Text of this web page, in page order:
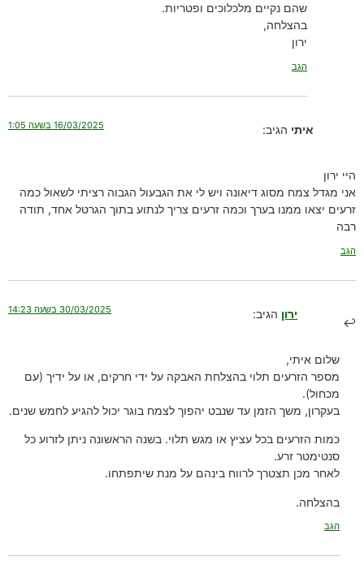
שהם נקיים מלכלוכים ופטריות.
בהצלחה,
ירון
הגב
איתי הגיב: 16/03/2025 בשעה 1:05
היי ירון
אני מגדל צמח מסוג דיאונה ויש לי את הגבעול הגבוה רציתי לשאול כמה
זרעים יצאו ממנו בערך וכמה זרעים צריך לנתוע בתוך הגרטל אחד, תודה
רבה
הגב
ירון הגיב: 30/03/2025 בשעה 14:23
שלום איתי,
מספר הזרעים תלוי בהצלחת האבקה על ידי חרקים, או על ידיך (עם
מכחול).
בעקרון, משך הזמן עד שנבט יהפוך לצמח בוגר יכול להגיע לחמש שנים.
כמות הזרעים בכל עציץ או מגש תלוי. בשנה הראשונה ניתן לזרוע כל
סנטימטר זרע.
לאחר מכן תצטרך לרווח בינהם על מנת שיתפתחו.
בהצלחה.
הגב